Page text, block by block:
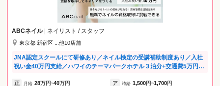
ABCネイル| ネイリスト / スタッフ
東京都 新宿区 ...他10店舗
JNA認定スクールにて研修あり／ネイル検定の受講補助制度あり／入社
祝い金40万円支給／ハワイのテーマパークホテル３泊分+交通費5万円支
ど、福利厚生が充実♪ .。*゜+.*.。 ABCネイルのビジョン ゜+..。*゜+ 当
正 月給 28万円 ~40万円 ア 時給 1,500円 ~1,700円